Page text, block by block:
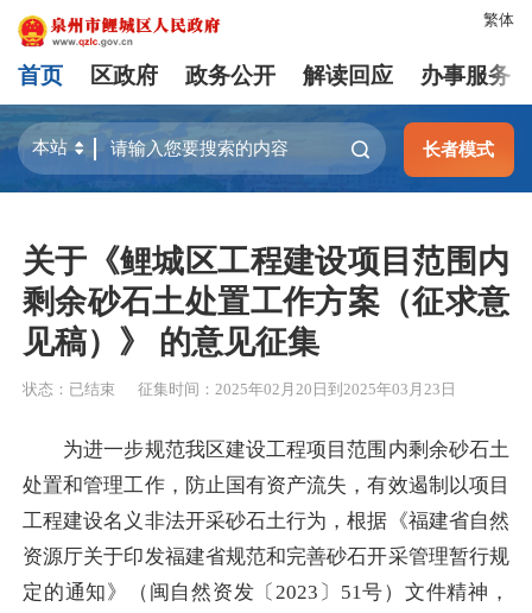
繁体
首页 区政府 政务公开 解读回应 办事服务
长者模式
关于《鲤城区工程建设项目范围内
剩余砂石土处置工作方案（征求意
见稿）》 的意见征集
状态： 已结束 征集时间： 2025年02月20日 到 2025年03月23日
为进一步规范我区建设工程项目范围内剩余砂石土
处置和管理工作，防止国有资产流失，有效遏制以项目
工程建设名义非法开采砂石土行为，根据《福建省自然
资源厅关于印发福建省规范和完善砂石开采管理暂行规
定的通知》（闽自然资发〔2023 〕 51号）文件精神，